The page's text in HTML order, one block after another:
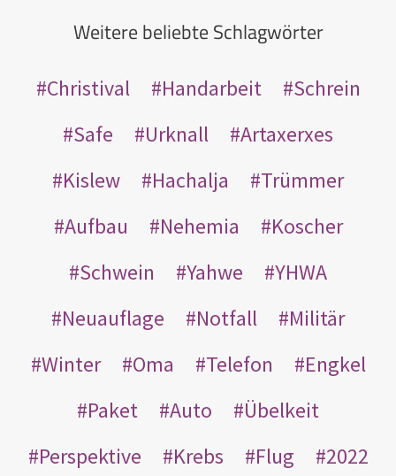
Weitere beliebte Schlagwörter
Christival Handarbeit
Schrein
Safe
Urknall
Artaxerxes
Kislew
Hachalja
Trümmer
Aufbau
Nehemia
Koscher
Schwein
Yahwe
YHWA
Neuauflage
Notfall
Militär
Winter
Oma Telefon
Engkel
Paket
Auto
Übelkeit
Perspektive
Krebs Flug
2022